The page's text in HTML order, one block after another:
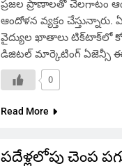
ప్రజల ప్రాణాలతో చెలగాటం
ఆందోళన వ్యక్తం
వైద్యుల ఖాతాలు టిక్‌టాక్‌లో
డిజిటల్ మార్కెటింగ్ ఏజెన్సీ ఈ
0
Read More
పదేళ్లలోపు చెంప